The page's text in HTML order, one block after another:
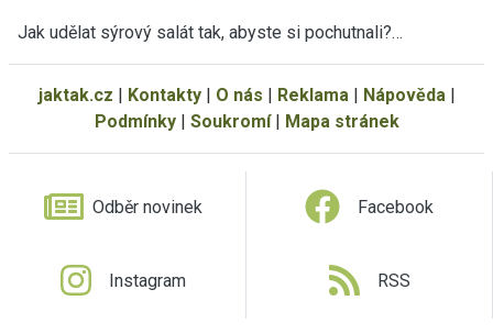
Jak udělat sýrový salát tak, abyste si pochutnali?…
jaktak.cz | Kontakty| O nás | Reklama| Nápověda|
Podmínky| Soukromí| Mapa stránek
Odběr novinek Facebook
Instagram RSS